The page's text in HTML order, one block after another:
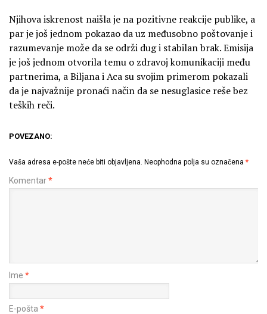
Njihova iskrenost naišla je na pozitivne reakcije publike, a
par je još jednom pokazao da uz međusobno poštovanje i
razumevanje može da se održi dug i stabilan brak. Emisija
je još jednom otvorila temu o zdravoj komunikaciji među
partnerima, a Biljana i Aca su svojim primerom pokazali
da je najvažnije pronaći način da se nesuglasice reše bez
teških reči.
POVEZANO:
Vaša adresa e-pošte neće biti objavljena. Neophodna polja su označena *
Komentar*
Ime *
E-pošta *